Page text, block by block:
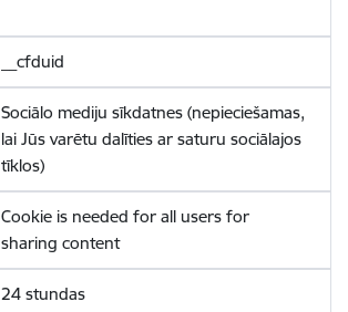
__cfduid
Sociālo mediju sīkdatnes (nepieciešamas,
lai Jūs varētu dalīties ar saturu sociālajos
tīklos)
Cookie is needed for all users for
sharing content
24 stundas